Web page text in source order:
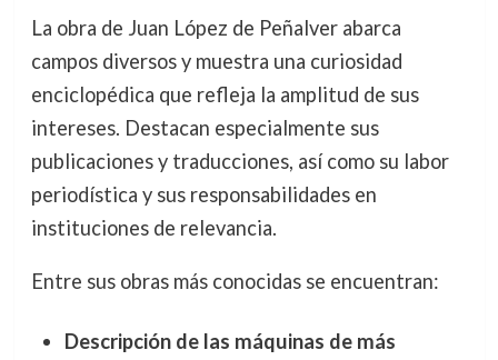
La obra de Juan López de Peñalver abarca
campos diversos y muestra una curiosidad
enciclopédica que refleja la amplitud de sus
intereses. Destacan especialmente sus
publicaciones y traducciones, así como su labor
periodística y sus responsabilidades en
instituciones de relevancia.
Entre sus obras más conocidas se encuentran:
Descripción de las máquinas de más